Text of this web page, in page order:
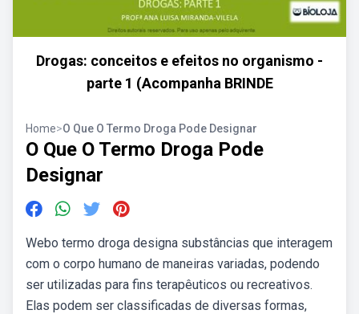
Drogas: conceitos e efeitos no organismo -
parte 1 (Acompanha BRINDE
Home>O Que O Termo Droga Pode Designar
O Que O Termo Droga Pode
Designar
Webo termo droga designa substâncias que interagem
com o corpo humano de maneiras variadas, podendo
ser utilizadas para fins terapêuticos ou recreativos.
Elas podem ser classificadas de diversas formas,